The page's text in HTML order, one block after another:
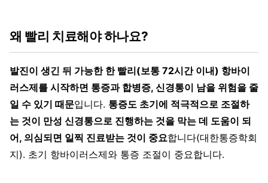
왜 빨리 치료해야 하나요?
발진이 생긴 뒤 가능한 한 빨리(보통 72시간 이내) 항바이
러스제를 시작하면 통증과 합병증, 신경통이 남을 위험을 줄
일 수 있기 때문입니다. 통증도 초기에 적극적으로 조절하
는 것이 만성 신경통으로 진행하는 것을 막는 데 도움이 되
어, 의심되면 일찍 진료받는 것이 중요합니다(대한통증학회
지). 초기 항바이러스제와 통증 조절이 중요합니다.